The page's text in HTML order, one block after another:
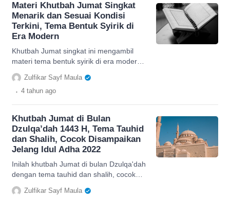
Materi Khutbah Jumat Singkat
Menarik dan Sesuai Kondisi
Terkini, Tema Bentuk Syirik di
Era Modern
Khutbah Jumat singkat ini mengambil
materi tema bentuk syirik di era modern,
sesuai sekali dengan kondisi saat ini.
Zulfikar Sayf Maula
. 4 tahun ago
Khutbah Jumat di Bulan
Dzulqa’dah 1443 H, Tema Tauhid
dan Shalih, Cocok Disampaikan
Jelang Idul Adha 2022
Inilah khutbah Jumat di bulan Dzulqa'dah
dengan tema tauhid dan shalih, cocok
disampaikan menjelang Idul Adha 2022.
Simak selengkapnya.
Zulfikar Sayf Maula